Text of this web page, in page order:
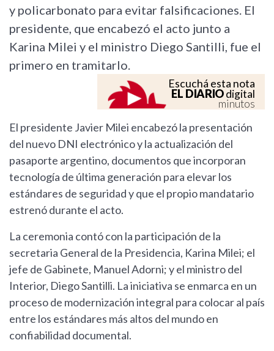
y policarbonato para evitar falsificaciones. El
presidente, que encabezó el acto junto a
Karina Milei y el ministro Diego Santilli, fue el
primero en tramitarlo.
Escuchá esta nota
EL DIARIOdigital
minutos
El presidente Javier Milei encabezó la presentación
del nuevo DNI electrónico y la actualización del
pasaporte argentino, documentos que incorporan
tecnología de última generación para elevar los
estándares de seguridad y que el propio mandatario
estrenó durante el acto.
La ceremonia contó con la participación de la
secretaria General de la Presidencia, Karina Milei; el
jefe de Gabinete, Manuel Adorni; y el ministro del
Interior, Diego Santilli. La iniciativa se enmarca en un
proceso de modernización integral para colocar al país
entre los estándares más altos del mundo en
confiabilidad documental.